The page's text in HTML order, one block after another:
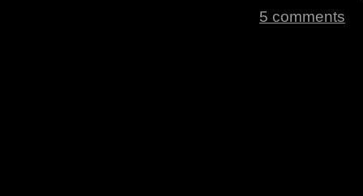
5 comments